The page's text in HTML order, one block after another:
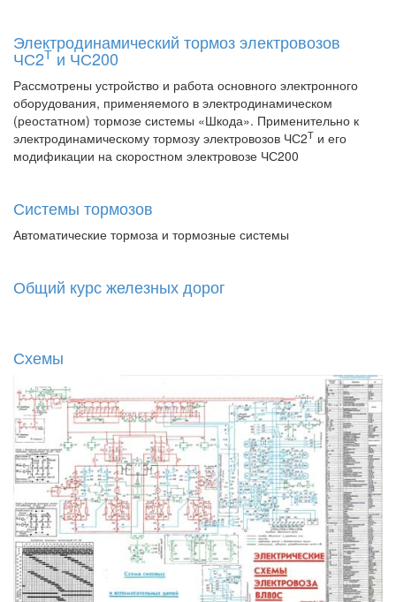
Электродинамический тормоз электровозов
ЧС2Т и ЧС200
Рассмотрены устройство и работа основного электронного
оборудования, применяемого в электродинамическом
(реостатном) тормозе системы «Шкода». Применительно к
электродинамическому тормозу электровозов ЧС2Т и его
модификации на скоростном электровозе ЧС200
Системы тормозов
Автоматические тормоза и тормозные системы
Общий курс железных дорог
Схемы